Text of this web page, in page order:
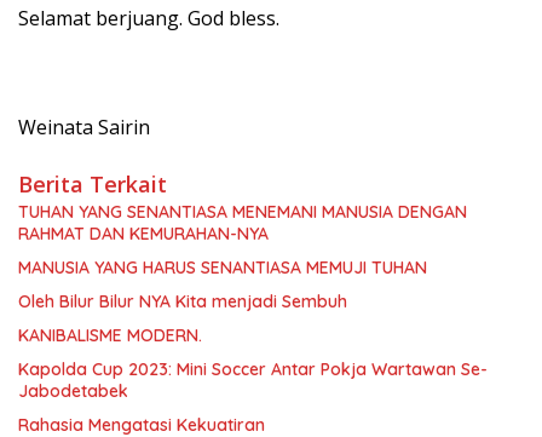
Selamat berjuang. God bless.
Weinata Sairin
Berita Terkait
TUHAN YANG SENANTIASA MENEMANI MANUSIA DENGAN
RAHMAT DAN KEMURAHAN-NYA
MANUSIA YANG HARUS SENANTIASA MEMUJI TUHAN
Oleh Bilur Bilur NYA Kita menjadi Sembuh
KANIBALISME MODERN.
Kapolda Cup 2023: Mini Soccer Antar Pokja Wartawan Se-
Jabodetabek
Rahasia Mengatasi Kekuatiran